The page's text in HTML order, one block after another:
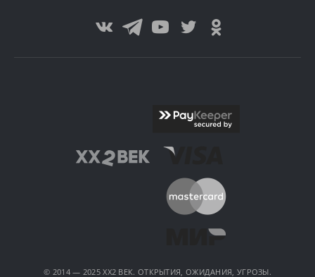
© 2014 — 2025 XX2 ВЕК. ОТКРЫТИЯ, ОЖИДАНИЯ, УГРОЗЫ.